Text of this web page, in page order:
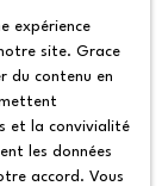
éditrices
site ne
leurs
services
ne garantit
de ces
expérience
site. Grace
du contenu en
et la convivialité
les données
accord. Vous